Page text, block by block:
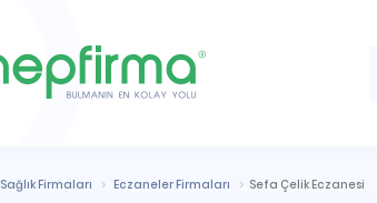
Sağlık Firmaları Eczaneler Firmaları Sefa Çelik Eczanesi